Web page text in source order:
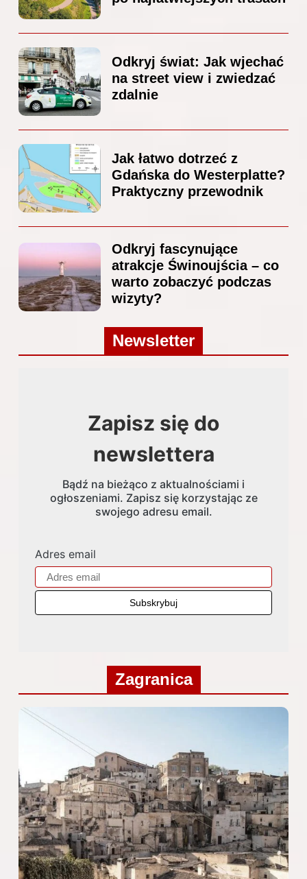
Odkryj świat: Jak wjechać
na street view i zwiedzać
zdalnie
Jak łatwo dotrzeć z
Gdańska do Westerplatte?
Praktyczny przewodnik
Odkryj fascynujące
atrakcje Świnoujścia – co
warto zobaczyć podczas
wizyty?
Newsletter
Zapisz się do
newslettera
Bądź na bieżąco z aktualnościami i
ogłoszeniami. Zapisz się korzystając ze
swojego adresu email.
Adres email
Zagranica